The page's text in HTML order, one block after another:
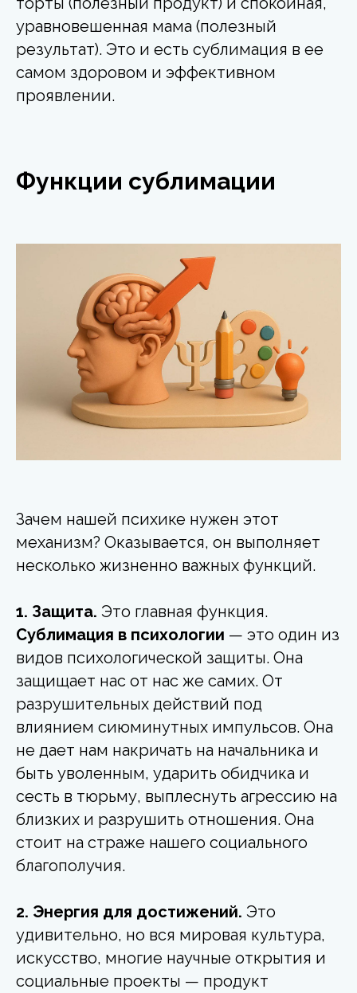
уравновешенная мама (полезный
результат). Это и есть сублимация в ее
самом здоровом и эффективном
проявлении.
Функции сублимации
Зачем нашей психике нужен этот
механизм? Оказывается, он выполняет
несколько жизненно важных функций.
1. Защита. Это главная функция.
Сублимация в психологии — это один из
видов психологической защиты. Она
защищает нас от нас же самих. От
разрушительных действий под
влиянием сиюминутных импульсов. Она
не дает нам накричать на начальника и
быть уволенным, ударить обидчика и
сесть в тюрьму, выплеснуть агрессию на
близких и разрушить отношения. Она
стоит на страже нашего социального
благополучия.
2. Энергия для достижений. Это
удивительно, но вся мировая культура,
искусство, многие научные открытия и
социальные проекты — продукт